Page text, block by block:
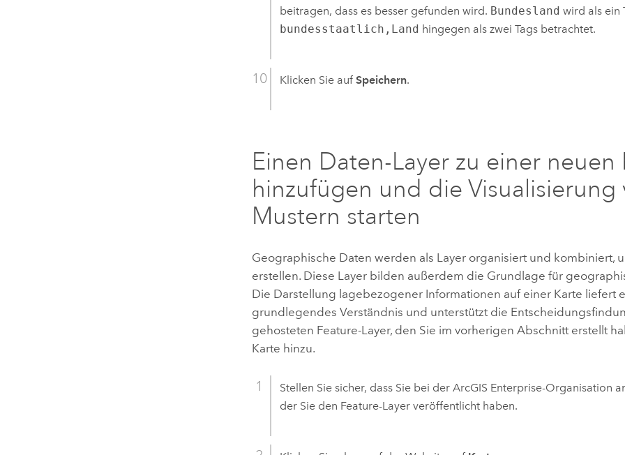
beitragen, dass es besser gefunden wird. Bundesland wird als ein
bundesstaatlich,Land hingegen als zwei Tags betrachtet.
Klicken Sie aufSpeichern.
Einen Daten-Layer zu einer neuen
hinzufügen und die Visualisierung
Mustern starten
Geographische Daten werden als Layer organisiert und kombiniert,
erstellen. Diese Layer bilden außerdem die Grundlage für
Die Darstellung lagebezogener Informationen auf einer Karte liefert
grundlegendes Verständnis und unterstützt die
gehosteten Feature-Layer, den Sie im vorherigen Abschnitt erstellt
Karte hinzu.
Stellen Sie sicher, dass Sie bei derArcGIS Enterprise-Organisation
der Sie den Feature-Layer veröffentlicht haben.